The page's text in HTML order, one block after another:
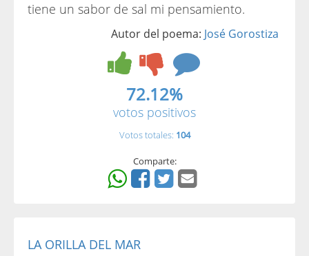
tiene un sabor de sal mi pensamiento.
Autor del poema: José Gorostiza
72.12%
votos positivos
Votos totales: 104
Comparte:
LA ORILLA DEL MAR